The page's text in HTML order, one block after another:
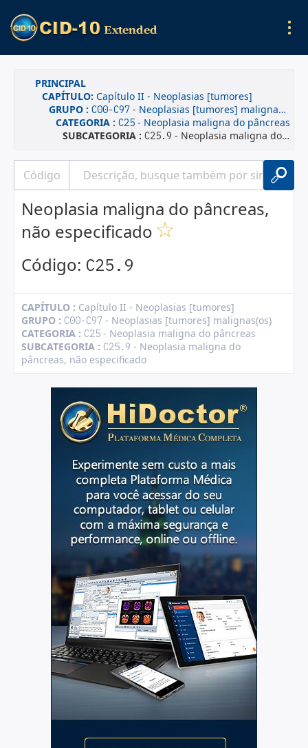
PRINCIPAL
CAPÍTULO: Capítulo II - Neoplasias [tumores]
GRUPO : C00-C97 - Neoplasias [tumores] malignas(os)
CATEGORIA : C25 - Neoplasia maligna do pâncreas
SUBCATEGORIA : C25.9 - Neoplasia maligna do pâncreas, não especificado
Neoplasia maligna do pâncreas,
não especificado
Código: C25.9
CAPÍTULO : Capítulo II - Neoplasias [tumores]
GRUPO : C00-C97 - Neoplasias [tumores] malignas(os)
CATEGORIA : C25 - Neoplasia maligna do pâncreas
SUBCATEGORIA : C25.9 - Neoplasia maligna do
pâncreas, não especificado